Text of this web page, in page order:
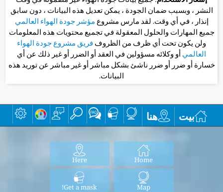
النشر ، وبسبب ضمان الجودة ، يمكن تعديل هذه البيانات ، دون سابق
إنذار ، في أي وقت. لقد مارس مشروع مؤشر جودة الهواء العالمي
جميع المهارات والحلول المعقولة في تجميع محتويات هذه المعلومات
ولن يكون تحت أي ظرف من الظروف فريق مشروع جودة الهواء
العالمي أو وكلائه مسؤولين في العقد أو الضرر أو غير ذلك عن أي
خسارة أو ضرر أو ضرر ناشئ بشكل مباشر أو غير مباشر عن توريد هذه
البيانات.
بيت هنا
Home
Here
Map
Get a mask!